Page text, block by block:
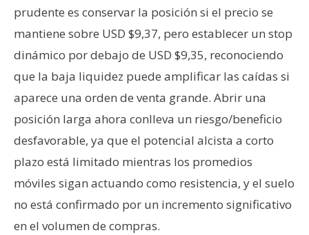
prudente es conservar la posición si el precio se
mantiene sobre USD $9,37, pero establecer un stop
dinámico por debajo de USD $9,35, reconociendo
que la baja liquidez puede amplificar las caídas si
aparece una orden de venta grande. Abrir una
posición larga ahora conlleva un riesgo/beneficio
desfavorable, ya que el potencial alcista a corto
plazo está limitado mientras los promedios
móviles sigan actuando como resistencia, y el suelo
no está confirmado por un incremento significativo
en el volumen de compras.